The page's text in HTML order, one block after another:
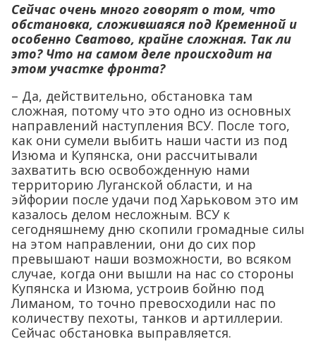
Сейчас очень много говорят о том, что
обстановка, сложившаяся под Кременной и
особенно Сватово, крайне сложная. Так ли
это? Что на самом деле происходит на
этом участке фронта?
– Да, действительно, обстановка там
сложная, потому что это одно из основных
направлений наступления ВСУ. После того,
как они сумели выбить наши части из под
Изюма и Купянска, они рассчитывали
захватить всю освобожденную нами
территорию Луганской области, и на
эйфории после удачи под Харьковом это им
казалось делом несложным. ВСУ к
сегодняшнему дню скопили громадные силы
на этом направлении, они до сих пор
превышают наши возможности, во всяком
случае, когда они вышли на нас со стороны
Купянска и Изюма, устроив бойню под
Лиманом, то точно превосходили нас по
количеству пехоты, танков и артиллерии.
Сейчас обстановка выправляется.